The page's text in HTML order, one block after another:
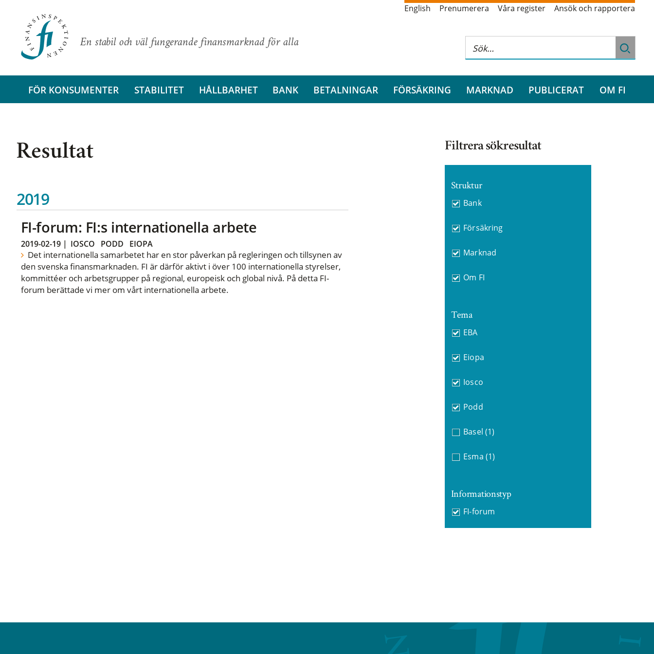
En stabil och väl fungerande finansmarknad för alla
English Prenumerera Våra register Ansök och rapportera
FÖR KONSUMENTER STABILITET HÅLLBARHET BANK BETALNINGAR FÖRSÄKRING MARKNAD PUBLICERAT OM FI
Resultat
2019
FI-forum: FI:s internationella arbete
2019-02-19| IOSCO PODD EIOPA
Det internationella samarbetet har en stor påverkan på regleringen och tillsynen av
den svenska finansmarknaden. FI är därför aktivt i över 100 internationella styrelser,
kommittéer och arbetsgrupper på regional, europeisk och global nivå. På detta FI-
forum berättade vi mer om vårt internationella arbete.
Filtrera sökresultat
Struktur
Bank
Försäkring
Marknad
Om FI
Tema
EBA
Eiopa
Iosco
Podd
Basel (1)
Esma (1)
Informationstyp
FI-forum